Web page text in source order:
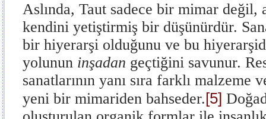
Aslında, Taut sadece bir mimar değil,
kendini yetiştirmiş bir düşünürdür.
bir hiyerarşi olduğunu ve bu
yolunun inşadan geçtiğini savunur.
sanatlarının yanı sıra farklı
yeni bir mimariden bahseder.[5]